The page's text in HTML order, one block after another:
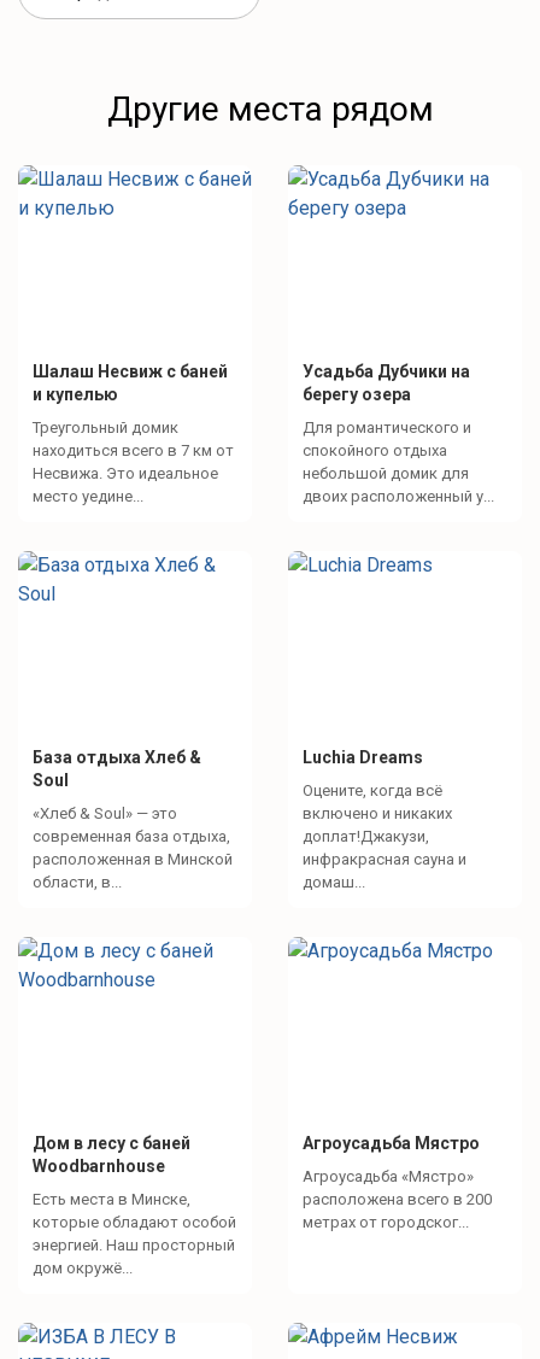
Другие места рядом
Шалаш Несвиж с баней
и купелью
Треугольный домик
находиться всего в 7 км от
Несвижа. Это идеальное
место уедине...
Усадьба Дубчики на
берегу озера
Для романтического и
спокойного отдыха
небольшой домик для
двоих расположенный у...
База отдыха Хлеб &
Soul
«Хлеб & Soul» — это
современная база отдыха,
расположенная в Минской
области, в...
Luchia Dreams
Оцените, когда всё
включено и никаких
доплат!Джакузи,
инфракрасная сауна и
домаш...
Дом в лесу с баней
Woodbarnhouse
Есть места в Минске,
которые обладают особой
энергией. Наш просторный
дом окружё...
Агроусадьба Мястро
Агроусадьба «Мястро»
расположена всего в 200
метрах от городског...